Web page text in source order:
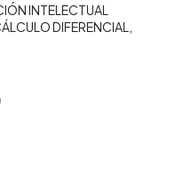
INTELECTUAL
DIFERENCIAL